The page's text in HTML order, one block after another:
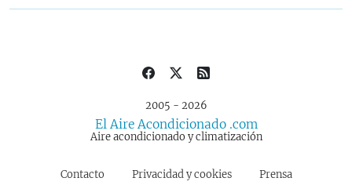
2005 - 2026
El Aire Acondicionado .com
Aire acondicionado y climatización
Contacto Privacidad y cookies Prensa